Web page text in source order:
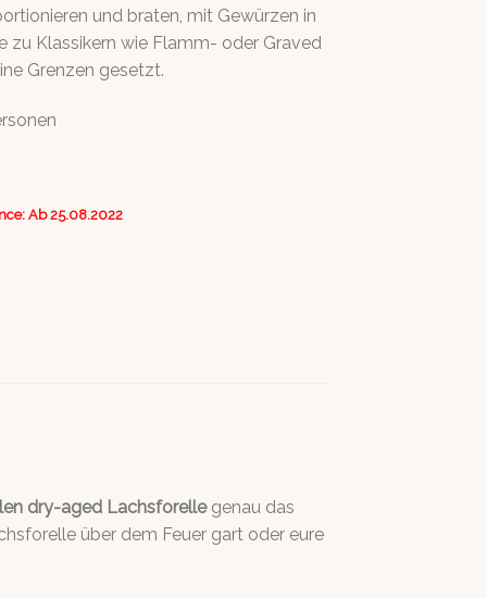
und braten, mit Gewürzen in
zu Klassikern wie Flamm- oder Graved
Grenzen gesetzt.
Ab 25.08.2022
dry-aged Lachsforellegenau das
über dem Feuer gart oder eure